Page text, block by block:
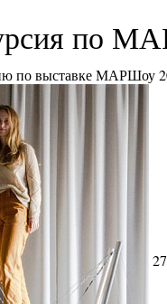
по
по выставке МАРШоу